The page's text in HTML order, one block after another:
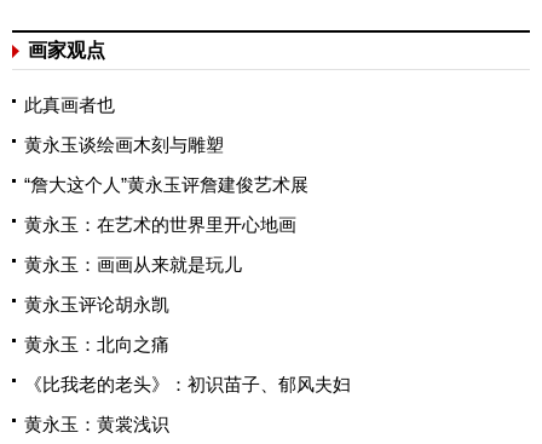
画家观点
此真画者也
黄永玉谈绘画木刻与雕塑
“詹大这个人”黄永玉评詹建俊艺术展
黄永玉：在艺术的世界里开心地画
黄永玉：画画从来就是玩儿
黄永玉评论胡永凯
黄永玉：北向之痛
《比我老的老头》：初识苗子、郁风夫妇
黄永玉：黄裳浅识